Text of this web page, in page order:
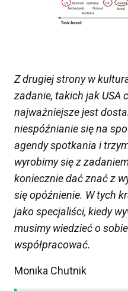
Z drugiej stronyw
zadanie, takich jak USA
najważniejsze jest
niespóźnianiesię na
agendyspotkania i
wyrobimy się z
konieczniedać znaćz
sięopóźnienie. W tych
jako specjaliści, kiedy
musimy wiedzieć o
współpracować.
Monika Chutnik